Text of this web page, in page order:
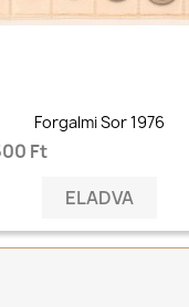
Forgalmi Sor 1976
Ft
ELADVA